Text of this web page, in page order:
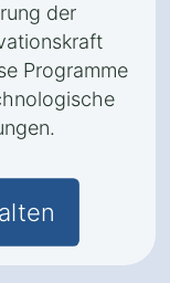
der
Programme